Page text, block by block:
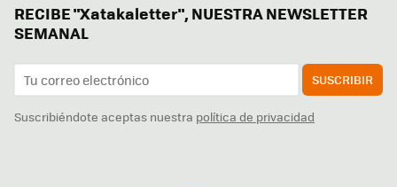
RECIBE "Xatakaletter", NUESTRA NEWSLETTER
SEMANAL
SUSCRIBIR
Suscribiéndote aceptas nuestra política de privacidad